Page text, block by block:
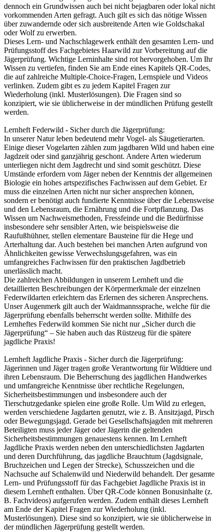
dennoch ein Grundwissen auch bei nicht bejagbaren oder lokal nicht
vorkommenden Arten gefragt. Auch gilt es sich das nötige Wissen
über zuwandernde oder sich ausbreitende Arten wie Goldschakal
oder Wolf zu erwerben.
Dieses Lern- und Nachschlagewerk enthält den gesamten Lern- und
Prüfungsstoff des Fachgebietes Haarwild zur Vorbereitung auf die
Jägerprüfung. Wichtige Lerninhalte sind rot hervorgehoben. Um Ihr
Wissen zu vertiefen, finden Sie am Ende eines Kapitels QR-Codes,
die auf zahlreiche Multiple-Choice-Fragen, Lernspiele und Videos
verlinken. Zudem gibt es zu jedem Kapitel Fragen zur
Wiederholung (inkl. Musterlösungen). Die Fragen sind so
konzipiert, wie sie üblicherweise in der mündlichen Prüfung gestellt
werden.
Lernheft Federwild - Sicher durch die Jägerprüfung:
In unserer Natur leben bedeutend mehr Vogel- als Säugetierarten.
Einige dieser Vogelarten zählen zum jagdbaren Wild und haben eine
Jagdzeit oder sind ganzjährig geschont. Andere Arten wiederum
unterliegen nicht dem Jagdrecht und sind somit geschützt. Diese
Umstände erfordern vom Jäger neben der Kenntnis der allgemeinen
Biologie ein hohes artspezifisches Fachwissen auf dem Gebiet. Er
muss die einzelnen Arten nicht nur sicher ansprechen können,
sondern er benötigt auch fundierte Kenntnisse über die Lebensweise
und den Lebensraum, die Ernährung und die Fortpflanzung. Das
Wissen um Nachweismethoden, Fressfeinde und die Bedürfnisse
insbesondere sehr sensibler Arten, wie beispielsweise die
Raufußhühner, stellen elementare Bausteine für die Hege und
Arterhaltung dar. Auch bestehen bei manchen Arten aufgrund von
Ähnlichkeiten gewisse Verwechslungsgefahren, was ein
umfangreiches Fachwissen für den praktischen Jagdbetrieb
unerlässlich macht.
Die zahlreichen Abbildungen in unserem Lernheft und die
detaillierten Beschreibungen der Körpermerkmale der einzelnen
Federwildarten erleichtern das Erlernen des sicheren Ansprechens.
Unser Augenmerk gilt auch der Waidmannssprache, welche für die
Jägerprüfung ebenfalls beherrscht werden sollte. Mithilfe des
Lernheftes Federwild kommen Sie nicht nur „Sicher durch die
Jägerprüfung“ – Sie haben auch das Rüstzeug für die spätere
jagdliche Praxis!
Lernheft Jagdliche Praxis - Sicher durch die Jägerprüfung:
Jägerinnen und Jäger tragen große Verantwortung für Wildtiere und
ihren Lebensraum. Die Beherrschung des jagdlichen Handwerkes
und umfangreiche Kenntnisse über rechtliche Regelungen,
Sicherheitsbestimmungen und insbesondere auch der
Tierschutzgedanke spielen eine große Rolle. Um Wild zu erlegen,
werden verschiedene Jagdarten genutzt, wie z. B. Ansitzjagd, Pirsch
oder Bewegungsjagd. Gerade bei Gesellschaftsjagden mit mehreren
Beteiligten muss jeder Jäger oder Jägerin die geltenden
Sicherheitsbestimmungen genauestens kennen. Im Lernheft
Jagdliche Praxis werden neben den unterschiedlichsten Jagdarten
und deren Durchführung, das jagdliche Brauchtum (Jagdsignale,
Bruchzeichen und Legen der Strecke), Schusszeichen und die
Nachsuche auf Schalenwild und Niederwild behandelt. Der gesamte
Lern- und Prüfungsstoff für das Fachgebiet Jagdliche Praxis ist in
diesem Lernheft enthalten. Über QR-Code können Bonusinhalte (z.
B. Fachvideos) aufgerufen werden. Zudem enthält dieses Lernheft
am Ende der Kapitel Fragen zur Wiederholung (inkl.
Musterlösungen). Diese sind so konzipiert, wie sie üblicherweise in
der mündlichen Jägerprüfung gestellt werden.